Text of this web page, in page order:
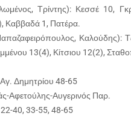
Τρίντης): Κεσσέ 10,
Καββαδά 1, Πατέρα.
Καλούδης):
13(4), Κίτσιου 12(2),
Δημητρίου 48-65
Αφετούλης-Αυγερινός Παρ.
40, 33-55, 48-65